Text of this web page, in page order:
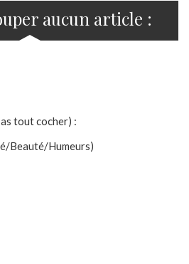
aucun article :
tout cocher) :
Beauté/Humeurs)